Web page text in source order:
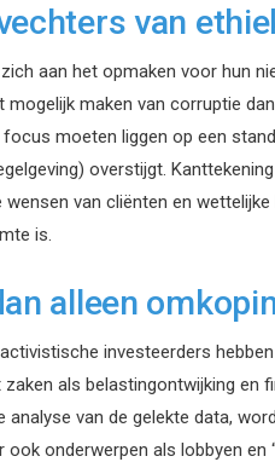
van
aan het opmaken voor hun
maken van corruptie
moeten liggen op een
overstijgt.
van cliënten en
is.
alleen
investeerders
als belastingontwijking en
analyse van de gelekte data,
ook onderwerpen als lobbyen en